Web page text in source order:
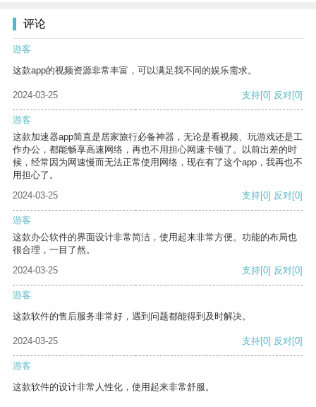
评论
游客
这款app的视频资源非常丰富，可以满足我不同的娱乐需求。
2024-03-25 支持[0] 反对[0]
游客
这款加速器app简直是居家旅行必备神器，无论是看视频、玩游戏还是工
作办公，都能畅享高速网络，再也不用担心网速卡顿了。以前出差的时
候，经常因为网速慢而无法正常使用网络，现在有了这个app，我再也不
用担心了。
2024-03-25
支持[0] 反对[0]
游客
这款办公软件的界面设计非常简洁，使用起来非常方便。功能的布局也
很合理，一目了然。
2024-03-25
支持[0] 反对[0]
游客
这款软件的售后服务非常好，遇到问题都能得到及时解决。
2024-03-25 支持[0] 反对[0]
游客
这款软件的设计非常人性化，使用起来非常舒服。